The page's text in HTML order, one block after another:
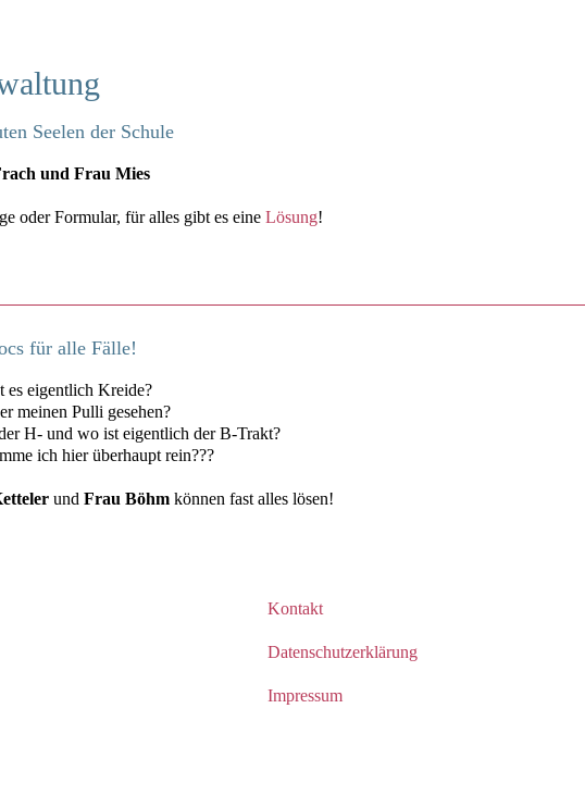
Seelen der Schule
und Frau Mies
oder Formular, für alles gibt es eine Lösung!
für alle Fälle!
es eigentlich Kreide?
meinen Pulli gesehen?
H- und wo ist eigentlich der B-Trakt?
ich hier überhaupt rein???
und Frau Böhm können fast alles lösen!
Kontakt
Datenschutzerklärung
Impressum